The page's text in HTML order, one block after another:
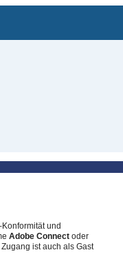
und
Adobe Connect oder
ist auch als Gast